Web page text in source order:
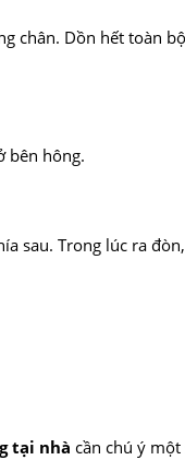
Dồn hết toàn
bên hông.
sau. Trong lúc ra
tại nhà cần chú ý